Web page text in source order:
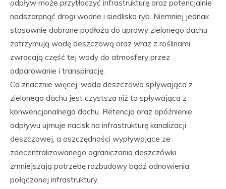
odpływ może przytłoczyć infrastrukturę oraz potencjalnie
nadszarpnąć drogi wodne i siedliska ryb. Niemniej jednak
stosownie dobrane podłoża do uprawy zielonego dachu
zatrzymują wodę deszczową oraz wraz z roślinami
zwracają część tej wody do atmosfery przez
odparowanie i transpirację.
Co znacznie więcej, woda deszczowa spływająca z
zielonego dachu jest czystsza niż ta spływająca z
konwencjonalnego dachu. Retencja oraz opóźnienie
odpływu ujmuje nacisk na infrastrukturę kanalizacji
deszczowej, a oszczędności wypływające ze
zdecentralizowanego ograniczania deszczówki
zmniejszają potrzebę rozbudowy bądź odnowienia
połączonej infrastruktury.